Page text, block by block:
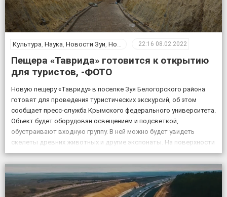
Культура Наука Новости Зуи Новости Крыма ,Общество
22:16 08.02.2022
Пещера «Таврида» готовится к открытию
для туристов, -ФОТО
Новую пещеру «Тавриду» в поселке Зуя Белогорского района
готовят для проведения туристических экскурсий, об этом
сообщает пресс-служба Крымского федерального университета.
Объект будет оборудован освещением и подсветкой,
обустраивают входную группу. В ней можно будет увидеть
скелеты древних животных и другие экспонаты. На поверхности
возле пещеры появится музей и ландшафтный парк. Фото:
пресс-служба КФУ Дата открытия уникального […]